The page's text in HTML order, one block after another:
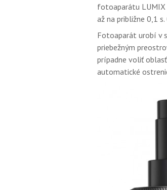
fotoaparátu LUMIX
až na približne 0,1
Fotoaparát urobí v
priebežným
prípadne voliť
automatické